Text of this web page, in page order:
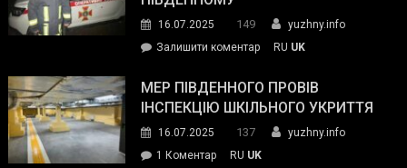
силових
та
органів:
«Наш
спільний
16.07.2025 149
yuzhny.info
Залишити коментарon
ДСНС
власноруч
пожежу
у
RU UK
МЕР ПІВДЕННОГО ПРОВІВ
ІНСПЕКЦІЮ ШКІЛЬНОГО УКРИТТЯ
16.07.2025 137
yuzhny.info
1 Коментардо RU UK